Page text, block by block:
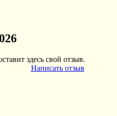
здесь свой отзыв.
Написать отзыв